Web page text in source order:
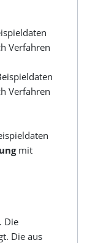
Verfahren
Verfahren
mit
Die
Die aus